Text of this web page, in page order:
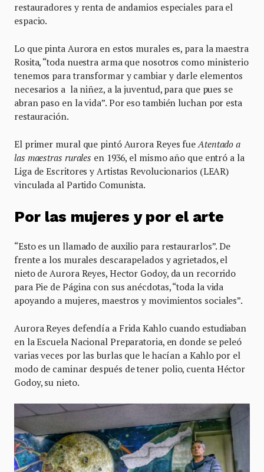
restauradores y renta de andamios especiales para el
espacio.
Lo que pinta Aurora en estos murales es, para la maestra
Rosita, “toda nuestra arma que nosotros como ministerio
tenemos para transformar y cambiar y darle elementos
necesarios a la niñez, a la juventud, para que pues se
abran paso en la vida”. Por eso también luchan por esta
restauración.
El primer mural que pintó Aurora Reyes fue Atentado a
las maestras rurales en 1936, el mismo año que entró a la
Liga de Escritores y Artistas Revolucionarios (LEAR)
vinculada al Partido Comunista.
Por las mujeres y por el arte
“Esto es un llamado de auxilio para restaurarlos”. De
frente a los murales descarapelados y agrietados, el
nieto de Aurora Reyes, Hector Godoy, da un recorrido
para Pie de Página con sus anécdotas, “toda la vida
apoyando a mujeres, maestros y movimientos sociales”.
Aurora Reyes defendía a Frida Kahlo cuando estudiaban
en la Escuela Nacional Preparatoria, en donde se peleó
varias veces por las burlas que le hacían a Kahlo por el
modo de caminar después de tener polio, cuenta Héctor
Godoy, su nieto.